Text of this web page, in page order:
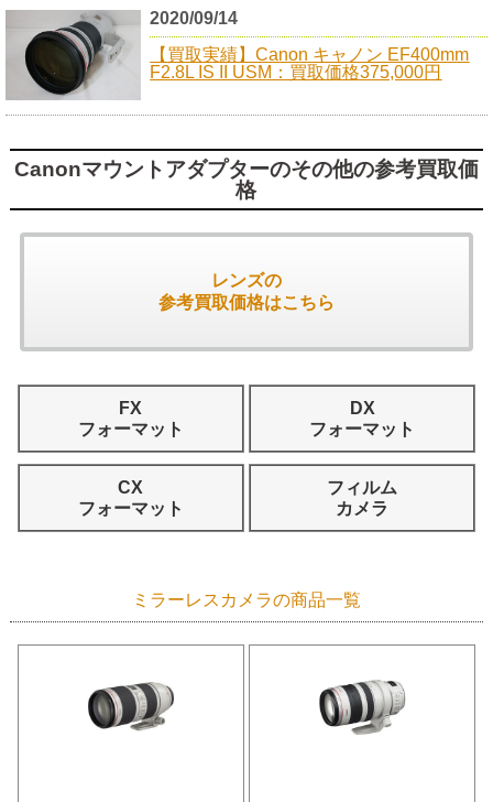
2020/09/14
【買取実績】Canon キャノン EF400mm
F2.8L IS II USM：買取価格375,000円
Canonマウントアダプターのその他の参考買取価
格
レンズの
参考買取価格はこちら
FX
フォーマット
DX
フォーマット
CX
フォーマット
フィルム
カメラ
ミラーレスカメラの商品一覧